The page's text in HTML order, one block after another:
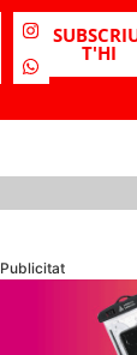
T'HI
Publicitat